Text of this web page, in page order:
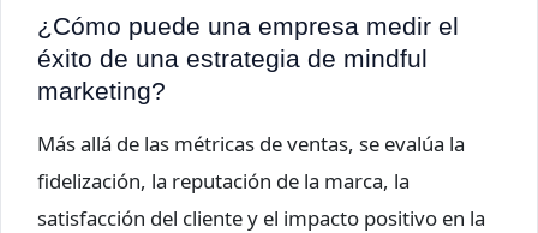
¿Cómo puede una empresa medir el
éxito de una estrategia de mindful
marketing?
Más allá de las métricas de ventas, se evalúa la
fidelización, la reputación de la marca, la
satisfacción del cliente y el impacto positivo en la